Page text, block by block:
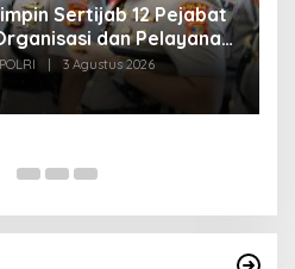
Sertijab 12 Pejabat
dan Pelayanan
| 3 Agustus 2026